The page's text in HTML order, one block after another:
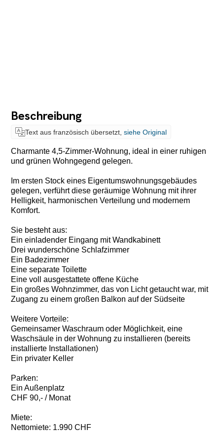
Beschreibung
Text aus französisch übersetzt, siehe Original
Charmante 4,5-Zimmer-Wohnung, ideal in einer ruhigen
und grünen Wohngegend gelegen.
Im ersten Stock eines Eigentumswohnungsgebäudes
gelegen, verführt diese geräumige Wohnung mit ihrer
Helligkeit, harmonischen Verteilung und modernem
Komfort.
Sie besteht aus:
Ein einladender Eingang mit Wandkabinett
Drei wunderschöne Schlafzimmer
Ein Badezimmer
Eine separate Toilette
Eine voll ausgestattete offene Küche
Ein großes Wohnzimmer, das von Licht getaucht war, mit
Zugang zu einem großen Balkon auf der Südseite
Weitere Vorteile:
Gemeinsamer Waschraum oder Möglichkeit, eine
Waschsäule in der Wohnung zu installieren (bereits
installierte Installationen)
Ein privater Keller
Parken:
Ein Außenplatz
CHF 90,- / Monat
Miete:
Nettomiete: 1.990 CHF